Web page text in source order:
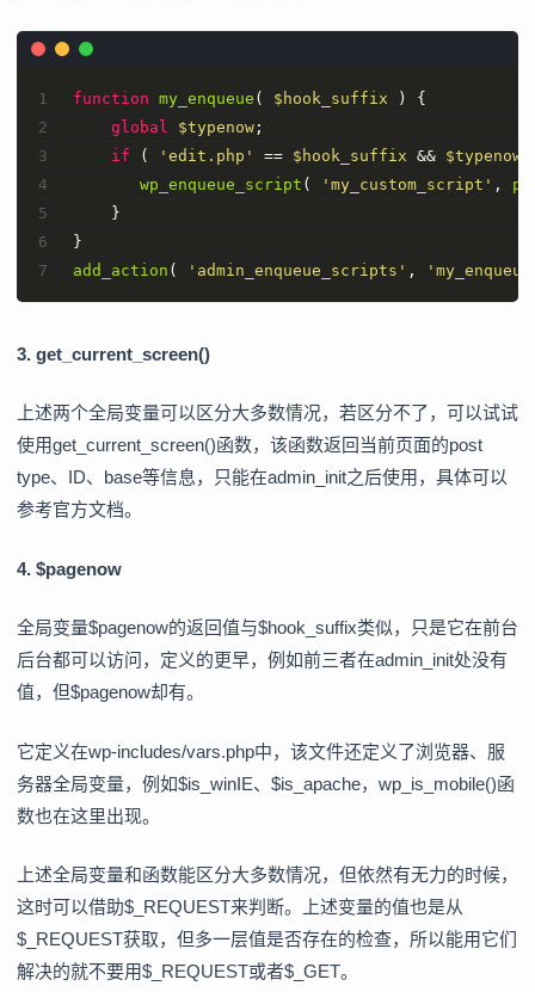
function my_enqueue ( $hook_suffix ) {
global
$typenow ;
if ( 'edit.php' == $hook_suffix && $typenow
wp_enqueue_script ( 'my_custom_script' ,
    }
}
add_action ( 'admin_enqueue_scripts' ,
3. get_current_screen()
上述两个全局变量可以区分大多数情况，若区分不了，可以试试
使用get_current_screen()函数，该函数返回当前页面的post
type、ID、base等信息，只能在admin_init之后使用，具体可以
参考官方文档。
4. $pagenow
全局变量$pagenow的返回值与$hook_suffix类似，只是它在前台
后台都可以访问，定义的更早，例如前三者在admin_init处没有
值，但$pagenow却有。
它定义在wp-includes/vars.php中，该文件还定义了浏览器、服
务器全局变量，例如$is_winIE、$is_apache，wp_is_mobile()函
数也在这里出现。
上述全局变量和函数能区分大多数情况，但依然有无力的时候，
这时可以借助$_REQUEST来判断。上述变量的值也是从
$_REQUEST获取，但多一层值是否存在的检查，所以能用它们
解决的就不要用$_REQUEST或者$_GET。